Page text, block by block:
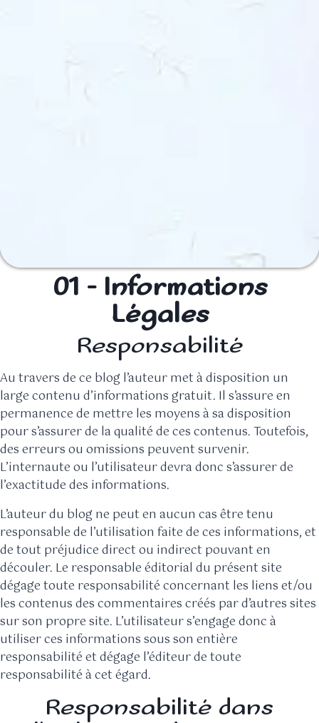
01 - Informations
Légales
Responsabilité
Au travers de ce blog l’auteur met à disposition un
large contenu d’informations gratuit. Il s’assure en
permanence de mettre les moyens à sa disposition
pour s’assurer de la qualité de ces contenus. Toutefois,
des erreurs ou omissions peuvent survenir.
L’internaute ou l’utilisateur devra donc s’assurer de
l’exactitude des informations.
L’auteur du blog ne peut en aucun cas être tenu
responsable de l’utilisation faite de ces informations, et
de tout préjudice direct ou indirect pouvant en
découler. Le responsable éditorial du présent site
dégage toute responsabilité concernant les liens et/ou
les contenus des commentaires créés par d’autres sites
sur son propre site. L’utilisateur s’engage donc à
utiliser ces informations sous son entière
responsabilité et dégage l’éditeur de toute
responsabilité à cet égard.
Responsabilité dans